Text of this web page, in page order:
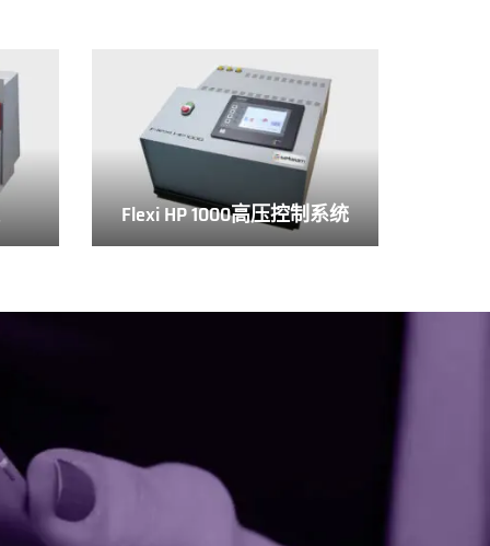
Flexi HP 1000高压控制系统